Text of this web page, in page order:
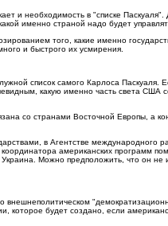
и необходимость в "списке Паскуаля".
именно страной надо будет
того, какие именно
и быстрого их усмирения.
список самого Карлоса Паскуаля.
какую именно часть света США
со странами Восточной Европы, а
в Агентстве международного
американских программ
Можно предположить, что он не
внешнеполитическом
которое будет создано, если